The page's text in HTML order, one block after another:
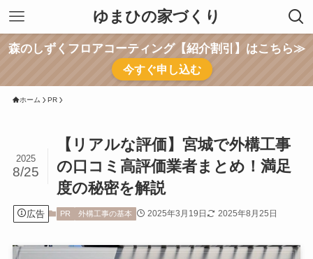
ゆまひの家づくり
森のしずくフロアコーティング【紹介割引】はこちら≫
今すぐ申し込む
ホーム PR
【リアルな評価】宮城で外構工事
の口コミ高評価業者まとめ！満足
度の秘密を解説
2025
8/25
広告 PR 外構工事の基本 2025年3月19日 2025年8月25日